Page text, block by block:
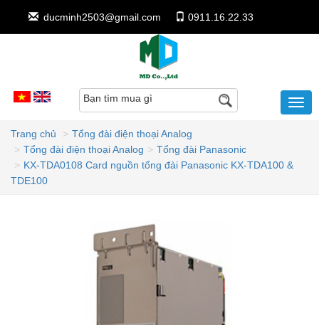
ducminh2503@gmail.com 0911.16.22.33
Bạn tìm mua gì
Trang chủ
Tổng đài điện thoại Analog
Tổng đài điện thoại Analog
Tổng đài Panasonic
KX-TDA0108 Card nguồn tổng đài Panasonic KX-TDA100 &
TDE100